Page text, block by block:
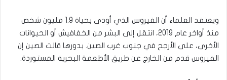
ويعتقد العلماء أن الفيروس الذي أودى بحياة 1.9 مليون شخص
منذ أواخر عام 2019، انتقل إلى البشر من الخفافيش أو الحيوانات
الأخرى، على الأرجح في جنوب غرب الصين. بدورها قالت الصين إن
الفيروس قدم من الخارج عن طريق الأطعمة البحرية المستوردة.